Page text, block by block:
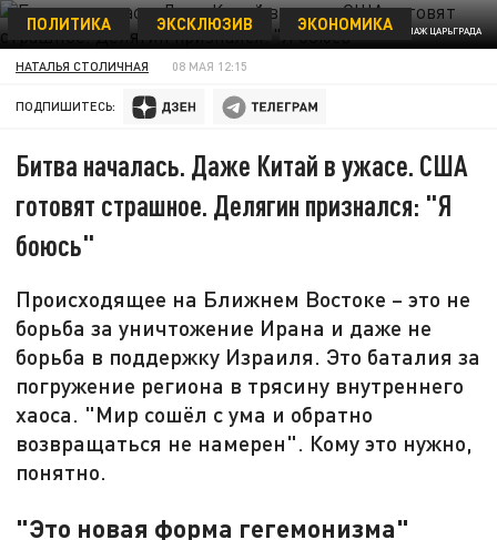
КОЛЛАЖ ЦАРЬГРАДА
ПОЛИТИКА ЭКСКЛЮЗИВ ЭКОНОМИКА
НАТАЛЬЯ СТОЛИЧНАЯ 08 МАЯ 12:15
ПОДПИШИТЕСЬ:
Битва началась. Даже Китай в ужасе. США
готовят страшное. Делягин признался: "Я
боюсь"
Происходящее на Ближнем Востоке – это не
борьба за уничтожение Ирана и даже не
борьба в поддержку Израиля. Это баталия за
погружение региона в трясину внутреннего
хаоса. "Мир сошёл с ума и обратно
возвращаться не намерен". Кому это нужно,
понятно.
"Это новая форма гегемонизма"